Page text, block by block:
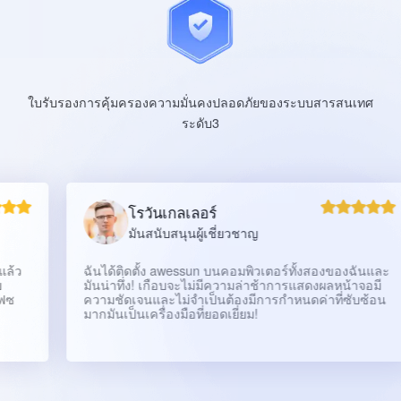
ใบรับรองการคุ้มครองความมั่นคงปลอดภัยของระบบสารสนเทศ
ระดับ3
โรวันเกลเลอร์
มันสนับสนุนผู้เชี่ยวชาญ
ฉันได้ติดตั้ง awessun บนคอมพิวเตอร์ทั้งสองของฉันและ
มันน่าทึ่ง! เกือบจะไม่มีความล่าช้าการแสดงผลหน้าจอมี
ความชัดเจนและไม่จำเป็นต้องมีการกำหนดค่าที่ซับซ้อน
มากมันเป็นเครื่องมือที่ยอดเยี่ยม!